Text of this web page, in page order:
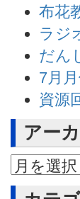
布花
ラジ
だん
7月
資源
アー
アーカイ